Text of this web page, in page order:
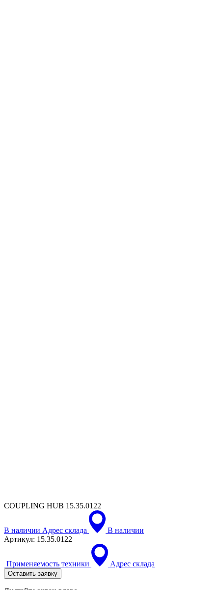
COUPLING HUB 15.35.0122
В наличии Адрес склада
В наличии
Артикул: 15.35.0122
Применяемость техники Адрес склада
Оставить заявку